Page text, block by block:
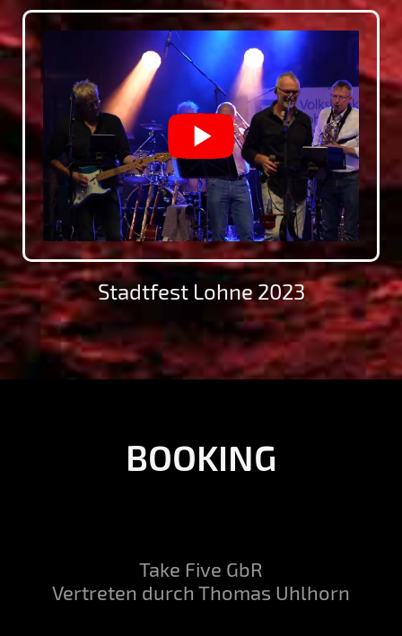
Stadtfest Lohne 2023
BOOKING
Take Five GbR
Vertreten durch Thomas Uhlhorn